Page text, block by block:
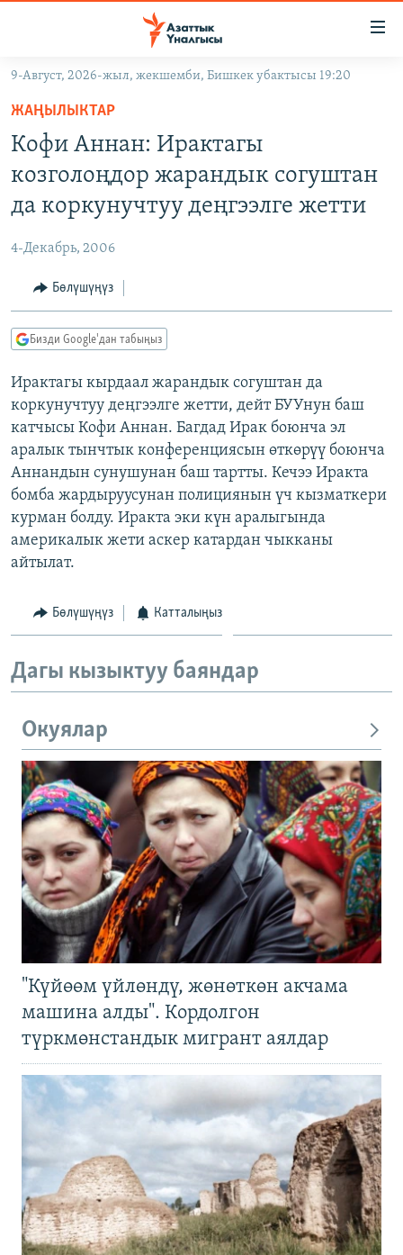
Навигацияга
өтүңүз
Издөөгө
салыңыз
КЫРГЫЗСТАН
КЫРГЫЗСТАН
МАДАНИЯТ
ДҮЙНӨ
ТВ ПРОГРАММАЛАР
БҮГҮН АЗАТТЫКТА
ДАНИСТЕ
ЭЖЕ-СИҢДИЛЕР
АЗАТТЫК+
ЫҢГАЙСЫЗ СУРООЛОР
ПОДКАСТ
ОНЛАЙН ШЕРИНЕ
ЭЕ/АРнун бардык сайттары
9-Август, 2026-жыл, жекшемби, Бишкек убактысы 19:20
ЖАҢЫЛЫКТАР
Кофи Аннан: Ирактагы
козголоңдор жарандык согуштан
да коркунучтуу деңгээлге жетти
4-Декабрь, 2006
Бөлүшүңүз
Бизди Google'дан табыңыз
Ирактагы кырдаал жарандык согуштан да
коркунучтуу деңгээлге жетти, дейт БУУнун баш
катчысы Кофи Аннан. Багдад Ирак боюнча эл
аралык тынчтык конференциясын өткөрүү боюнча
Аннандын сунушунан баш тартты. Кечээ Иракта
бомба жардыруусунан полициянын үч кызматкери
курман болду. Иракта эки күн аралыгында
америкалык жети аскер катардан чыкканы
айтылат.
Бөлүшүңүз Катталыңыз
Дагы кызыктуу баяндар
Окуялар
"Күйөөм үйлөндү, жөнөткөн акчама
машина алды". Кордолгон
түркмөнстандык мигрант аялдар